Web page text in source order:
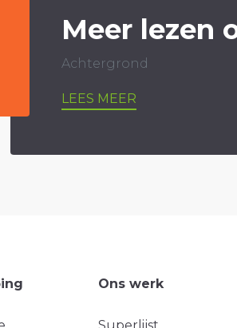
Meer lezen
Achtergrond
LEES MEER
Ons werk
Superlijst